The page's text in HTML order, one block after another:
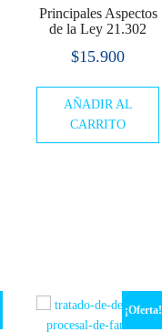
Principales Aspectos
de la Ley 21.302
$15.900
AÑADIR AL
CARRITO
¡Oferta!